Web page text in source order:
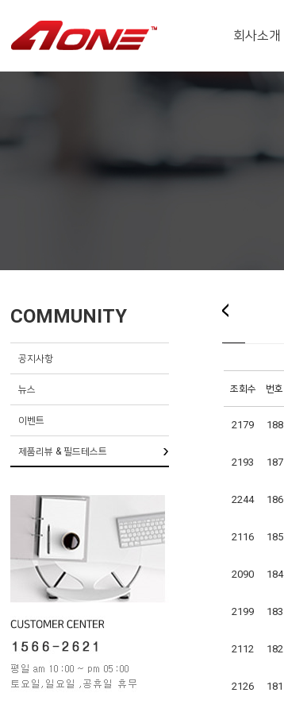
회사소개
COMMUNITY
공지사항
뉴스
이벤트
제품리뷰 & 필드테스트
조회수 번호
2179 188
2193 187
2244 186
2116 185
2090 184
2199 183
2112 182
2126 181